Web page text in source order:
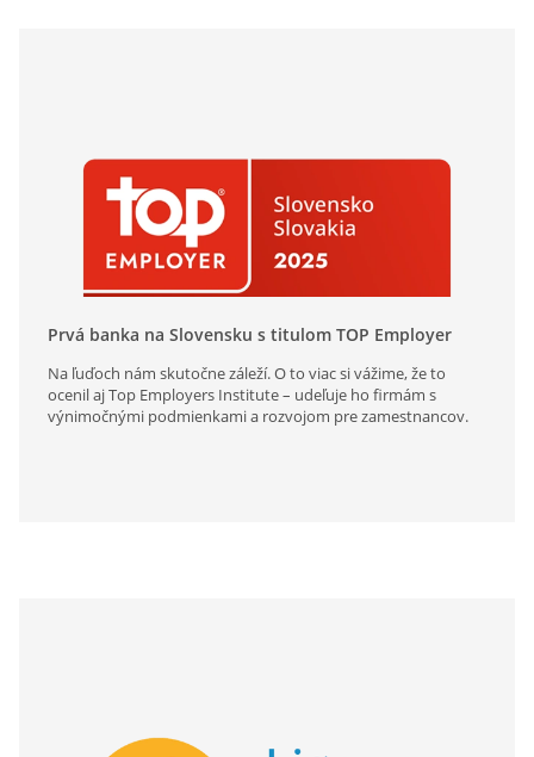
Prvá banka na Slovensku s titulom TOP Employer
Na ľuďoch nám skutočne záleží. O to viac si vážime, že to
ocenil aj Top Employers Institute – udeľuje ho firmám s
výnimočnými podmienkami a rozvojom pre zamestnancov.